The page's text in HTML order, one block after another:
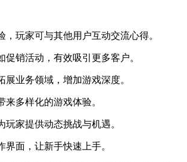
，玩家可与其他用户互动交流心得。
促销活动，有效吸引更多客户。
展业务领域，增加游戏深度。
来多样化的游戏体验。
玩家提供动态挑战与机遇。
界面，让新手快速上手。